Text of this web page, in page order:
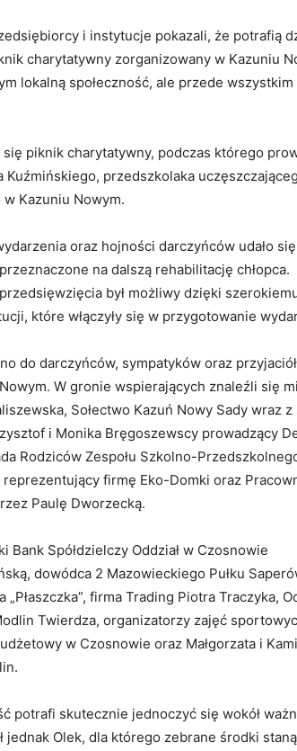
i instytucje pokazali, że potrafią
charytatywny zorganizowany w Kazuniu
lokalną społeczność, ale przede
piknik charytatywny, podczas którego
przedszkolaka
Kazuniu Nowym.
oraz hojności darczyńców udało się
na dalszą rehabilitację chłopca.
był możliwy dzięki
które włączyły się w przygotowanie
do darczyńców, sympatyków oraz przyjaciół
W gronie wspierających znaleźli się
Sołectwo Kazuń Nowy Sady wraz z
i Monika Bręgoszewscy prowadzący
Rodziców Zespołu Szkolno-
firmę Eko-Domki oraz
Paulę Dworzecką.
Spółdzielczy Oddział w Czosnowie
dowódca 2 Mazowieckiego Pułku
„Płaszczka”, firma Trading Piotra Traczyka,
Twierdza, organizatorzy zajęć
w Czosnowie oraz Małgorzata i
potrafi skutecznie jednoczyć się wokół
jednak Olek, dla którego zebrane środki